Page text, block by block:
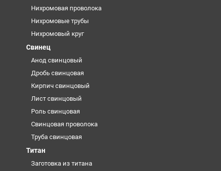
Нихромовая проволока
Нихромовые трубы
Нихромовый круг
Свинец
Анод свинцовый
Дробь свинцовая
Кирпич свинцовый
Лист свинцовый
Роль свинцовая
Свинцовая проволока
Труба свинцовая
Титан
Заготовка из титана